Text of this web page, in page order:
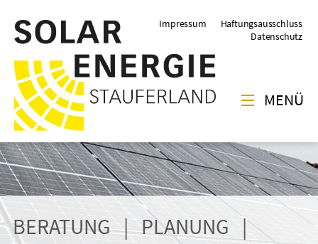
Impressum
Haftungsausschluss
Datenschutz
MENÜ
BERATUNG | PLANUNG |